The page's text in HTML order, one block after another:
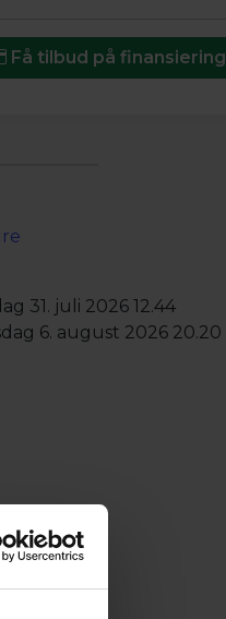
Få tilbud på finansiering
31. juli 2026 12.44
6. august 2026 20.20